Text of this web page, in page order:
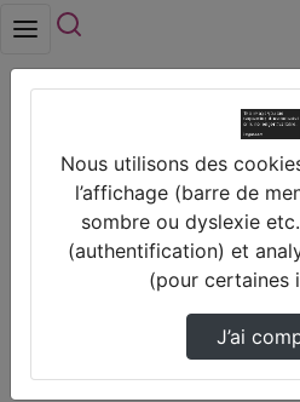
5È_Geo_Chômage
Prendre des
Il n'y a pas de note disponible
Connectez-vous pour en créer
Nous utilisons des
l’affichage (barre de
sombre ou dyslexie
(authentification) et
(pour certaines
J’ai